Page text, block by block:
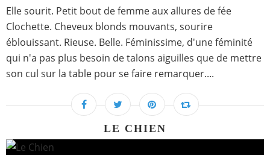
Elle sourit. Petit bout de femme aux allures de fée
Clochette. Cheveux blonds mouvants, sourire
éblouissant. Rieuse. Belle. Féminissime, d'une féminité
qui n'a pas plus besoin de talons aiguilles que de mettre
son cul sur la table pour se faire remarquer....
LE CHIEN